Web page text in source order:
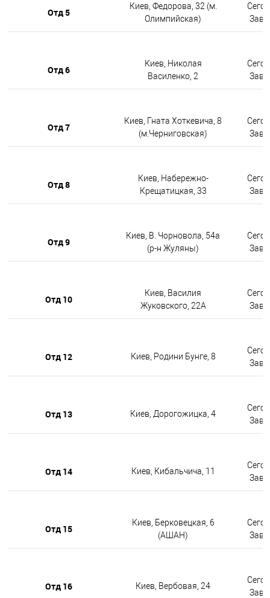
Отд 5
Киев, Федорова, 32 (м.
Олимпийская)
Отд 6
Киев, Николая
Василенко, 2
Отд 7
Киев, Гната Хоткевича, 8
(м.Черниговская)
Отд 8
Киев, Набережно-
Крещатицкая, 33
Отд 9
Киев, В. Чорновола, 54а
(р-н Жуляны)
Отд 10
Киев, Василия
Жуковского, 22А
Отд 12 Киев, Родини Бунге, 8
Отд 13 Киев, Дорогожицка, 4
Отд 14 Киев, Кибальчича, 11
Отд 15
Киев, Берковецкая, 6
(АШАН)
Отд 16 Киев, Вербовая, 24